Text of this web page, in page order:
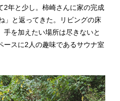
2年と少し。柿崎さんに家の完成
」と返ってきた。リビングの床
を加えたい場所は尽きないと
ースに2人の趣味であるサウナ室